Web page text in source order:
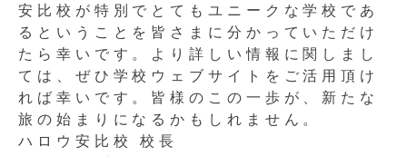
安比校が特別でとてもユニークな学校であ
るということを皆さまに分かっていただけ
たら幸いです。より詳しい情報に関しまし
ては、ぜひ学校ウェブサイトをご活用頂け
れば幸いです。皆様のこの一歩が、新たな
旅の始まりになるかもしれません。
ハロウ安比校 校長